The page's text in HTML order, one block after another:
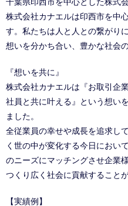
株式会社カナエルは印西市を中
す。私たちは人と人との繋がり
想いを分かち合い、豊かな社会
『想いを共に』
株式会社カナエルは『お取引企
社員と共に叶える』という想い
ました。
全従業員の幸せや成長を追求し
く世の中が変化する今日におい
のニーズにマッチングさせ企業
つくり広く社会に貢献すること
【実績例】